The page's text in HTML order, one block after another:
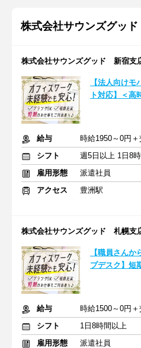
株式会社サウンズグッド
株式会社サウンズグッド 新宿支
【法人向け
ト対応】＜高
給与
時給1950～0円
シフト
週5日以上 1日8
雇用形態
派遣社員
アクセス
豊洲駅
株式会社サウンズグッド 札幌支
【職員さん
プデスク】短
給与
時給1500～0円
シフト
1日8時間以上
雇用形態
派遣社員